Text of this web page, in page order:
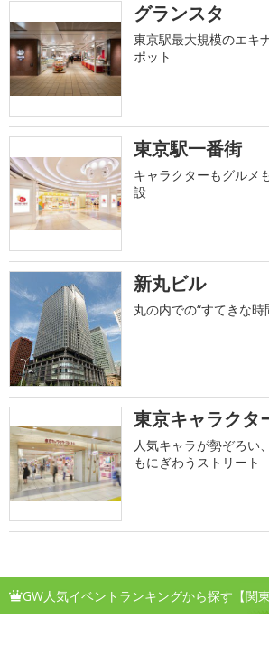
グランスタ
東京駅最大規模のエキ
ポット
東京駅一番街
キャラクターもグルメ
設
新丸ビル
丸の内での“すてきな時
東京キャラクタ
人気キャラが勢ぞろい
もにぎわうストリート
GW人気イベントランキングから探す【関東